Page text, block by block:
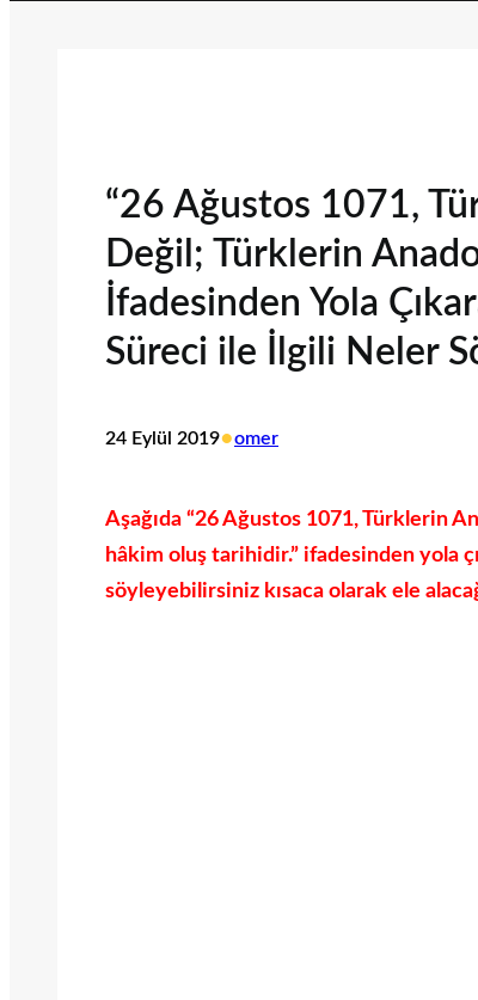
“26 Ağustos 1071,
Değil; Türklerin
İfadesinden Yola
Süreci ile İlgili Neler
24 Eylül 2019•omer
Aşağıda “26 Ağustos 1071, Türklerin
hâkim oluş tarihidir.” ifadesinden yola
söyleyebilirsiniz kısaca olarak ele